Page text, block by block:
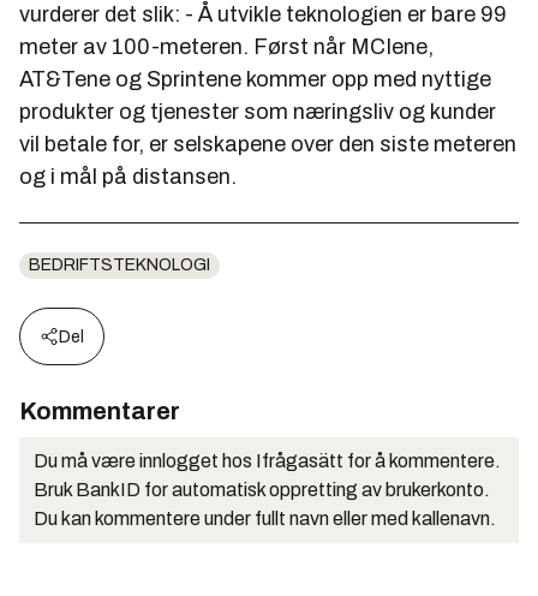
vurderer det slik: - Å utvikle teknologien er bare 99
meter av 100-meteren. Først når MCIene,
AT&Tene og Sprintene kommer opp med nyttige
produkter og tjenester som næringsliv og kunder
vil betale for, er selskapene over den siste meteren
og i mål på distansen.
BEDRIFTSTEKNOLOGI
Del
Kommentarer
Du må være innlogget hos Ifrågasätt for å kommentere.
Bruk BankID for automatisk oppretting av brukerkonto.
Du kan kommentere under fullt navn eller med kallenavn.